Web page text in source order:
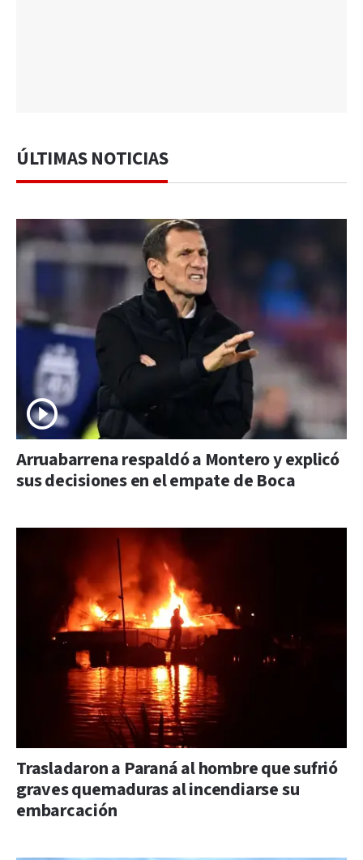
ÚLTIMAS NOTICIAS
Arruabarrena respaldó a Montero y explicó
sus decisiones en el empate de Boca
Trasladaron a Paraná al hombre que sufrió
graves quemaduras al incendiarse su
embarcación